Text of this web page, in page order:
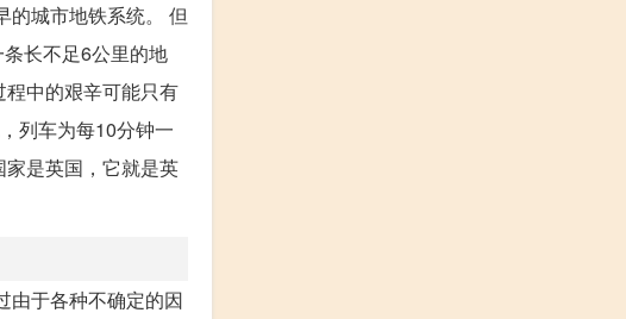
的城市地铁系统。 但
长不足6公里的地
中的艰辛可能只有
列车为每10分钟一
是英国，它就是英
由于各种不确定的因